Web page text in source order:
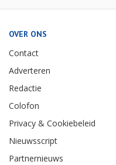
OVER ONS
Contact
Adverteren
Redactie
Colofon
Privacy & Cookiebeleid
Nieuwsscript
Partnernieuws